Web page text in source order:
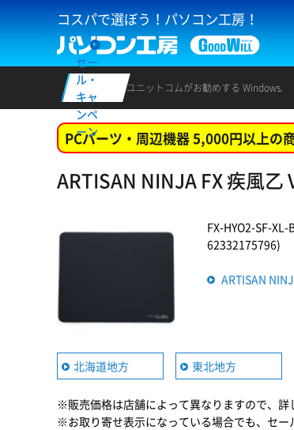
コスパで選ぼう！パソコン工房！
セー
ル・
キャ
ンペ
ーン
ユニットコムがお勧めする Windows.
PCパーツ・周辺機器 5,000円以上の
ARTISAN NINJA FX 疾風
FX-HYO2-SF-
62332175796)
ARTISAN
北海道地方 東北地方
※販売価格は店舗によって異なりますので、詳
※お取り寄せ表示になっている場合でも、セ